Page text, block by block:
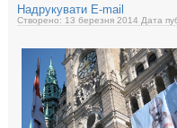
Надрукувати E-mail
Створено: 13 березня 2014 Дата